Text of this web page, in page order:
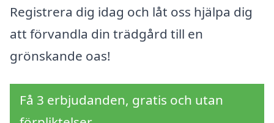
Registrera dig idag och låt oss hjälpa dig
att förvandla din trädgård till en
grönskande oas!
Få 3 erbjudanden, gratis och utan